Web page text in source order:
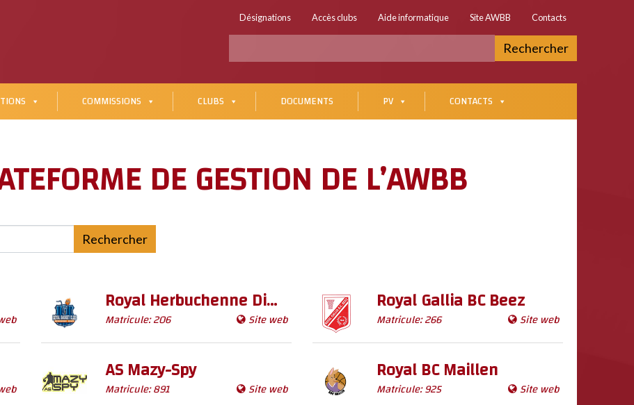
Désignations Accès clubs Aide informatique Site AWBB Contacts
Rechercher
COMMISSIONS CLUBS DOCUMENTS PV CONTACTS
DE GESTION DE L’AWBB
Rechercher
Royal Herbuchenne Dinant
Matricule: 206 Site web
Royal Gallia BC Beez
Matricule: 266 Site web
AS Mazy-Spy
Matricule: 891 Site web
Royal BC Maillen
Matricule: 925 Site web